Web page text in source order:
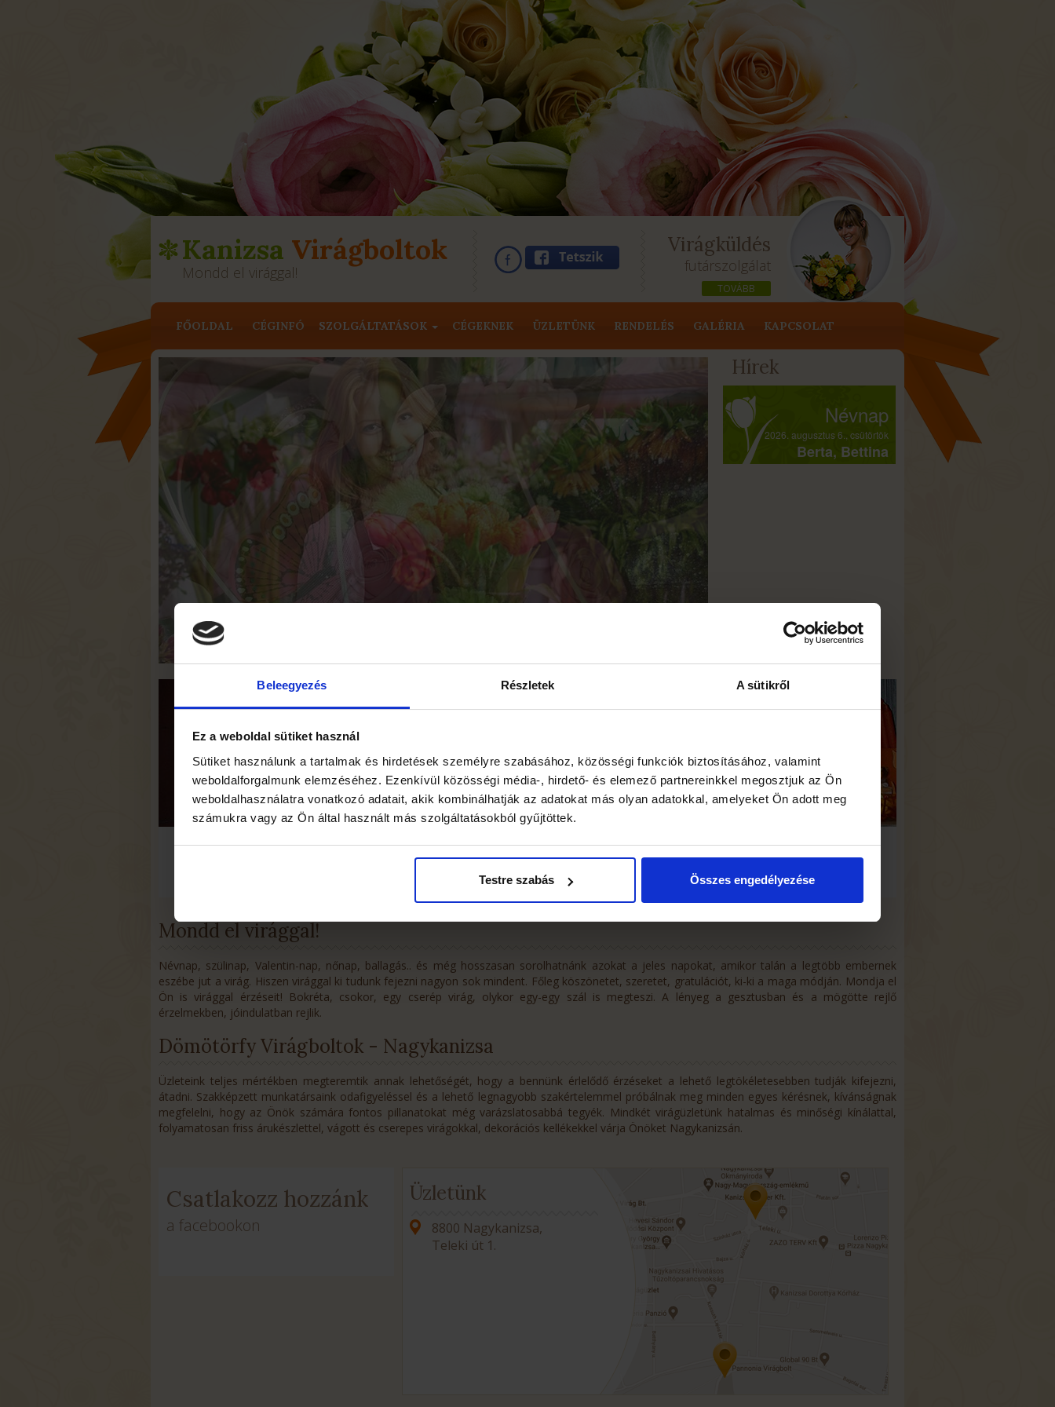
Beleegyezés Részletek A sütikről
Ez a weboldal sütiket használ
Sütiket használunk a tartalmak és hirdetések személyre szabásához, közösségi funkciók biztosításához, valamint
weboldalforgalmunk elemzéséhez. Ezenkívül közösségi média-, hirdető- és elemező partnereinkkel megosztjuk az Ön
weboldalhasználatra vonatkozó adatait, akik kombinálhatják az adatokat más olyan adatokkal, amelyeket Ön adott meg
számukra vagy az Ön által használt más szolgáltatásokból gyűjtöttek.
Testre szabás Összes engedélyezése
Kanizsa Virágboltok
Mondd el virággal!
Virágküldés
futárszolgálat
TOVÁBB
FŐOLDAL CÉGINFÓ SZOLGÁLTATÁSOK CÉGEKNEK ÜZLETÜNK RENDELÉS GALÉRIA KAPCSOLAT
Hírek
Névnap
2026. augusztus 6., csütörtök
Berta, Bettina
Virág Kosarak Esküvői csokrok
TOVÁBB
Ajándék tárgyak
TOVÁBB
Mondd el virággal!
Névnap, szülinap, Valentin-nap, nőnap, ballagás.. és még hosszasan sorolhatnánk azokat a jeles napokat, amikor talán a legtöbb embernek
eszébe jut a virág. Hiszen virággal ki tudunk fejezni nagyon sok mindent. Főleg köszönetet, szeretet, gratulációt, ki-ki a maga módján. Mondja el
Ön is virággal érzéseit! Bokréta, csokor, egy cserép virág, olykor egy-egy szál is megteszi. A lényeg a gesztusban és a mögötte rejlő
érzelmekben, jóindulatban rejlik.
Dömötörfy Virágboltok - Nagykanizsa
Üzleteink teljes mértékben megteremtik annak lehetőségét, hogy a bennünk érlelődő érzéseket a lehető legtökéletesebben tudják kifejezni,
átadni. Szakképzett munkatársaink odafigyeléssel és a lehető legnagyobb szakértelemmel próbálnak meg minden egyes kérésnek, kívánságnak
megfelelni, hogy az Önök számára fontos pillanatokat még varázslatosabbá tegyék. Mindkét virágüzletünk hatalmas és minőségi kínálattal,
folyamatosan friss árukészlettel, vágott és cserepes virágokkal, dekorációs kellékekkel várja Önöket Nagykanizsán.
Csatlakozz hozzánk
a facebookon
Üzletünk
8800 Nagykanizsa,
Teleki út 1.